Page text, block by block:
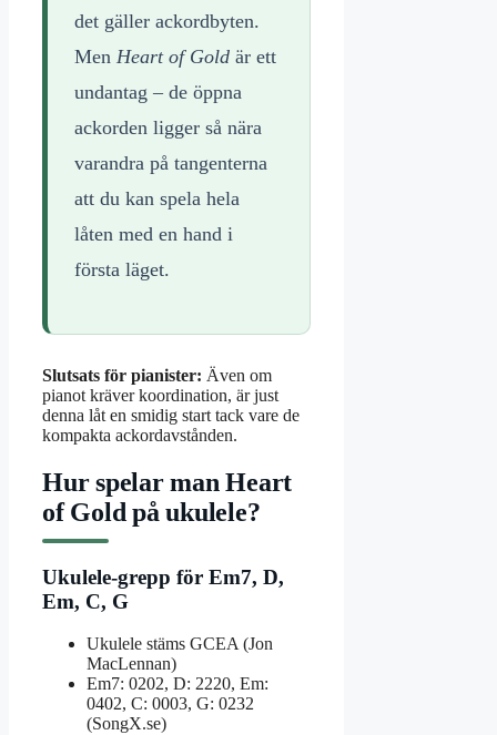
det gäller ackordbyten.
Men Heart of Gold är ett
undantag – de öppna
ackorden ligger så nära
varandra på tangenterna
att du kan spela hela
låten med en hand i
första läget.
Slutsats för pianister: Även om
pianot kräver koordination, är just
denna låt en smidig start tack vare de
kompakta ackordavstånden.
Hur spelar man Heart
of Gold på ukulele?
Ukulele-grepp för Em7, D,
Em, C, G
Ukulele stäms GCEA (Jon
MacLennan)
Em7: 0202, D: 2220, Em:
0402, C: 0003, G: 0232
(SongX.se)